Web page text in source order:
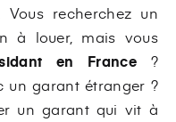
Vous recherchez un
à louer, mais vous
en France ?
un garant étranger ?
un garant qui vit à